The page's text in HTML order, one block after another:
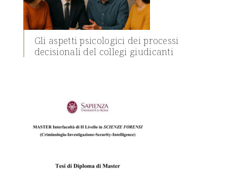
Gli aspetti psicologici dei processi
decisionali del collegi giudicanti